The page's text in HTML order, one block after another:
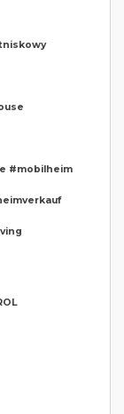
#mobilheim